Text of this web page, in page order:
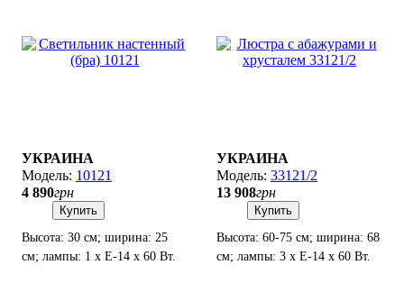
УКРАИНА
10121
4 890грн
Купить
Высота: 30 см; ширина: 25
см; лампы: 1 х Е-14 х 60 Вт.
УКРАИНА
33121/2
13 908грн
Купить
Высота: 60-75 см; ширина: 68
см; лампы: 3 х Е-14 х 60 Вт.